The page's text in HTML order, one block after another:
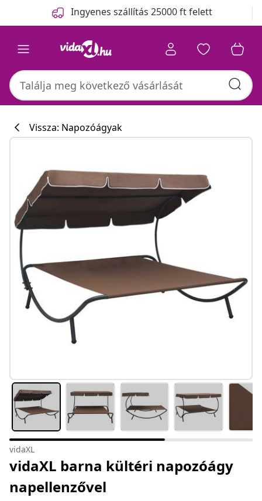
Ingyenes szállítás 25000 ft felett
Vissza: Napozóágyak
vidaXL
vidaXL barna kültéri napozóágy
napellenzővel